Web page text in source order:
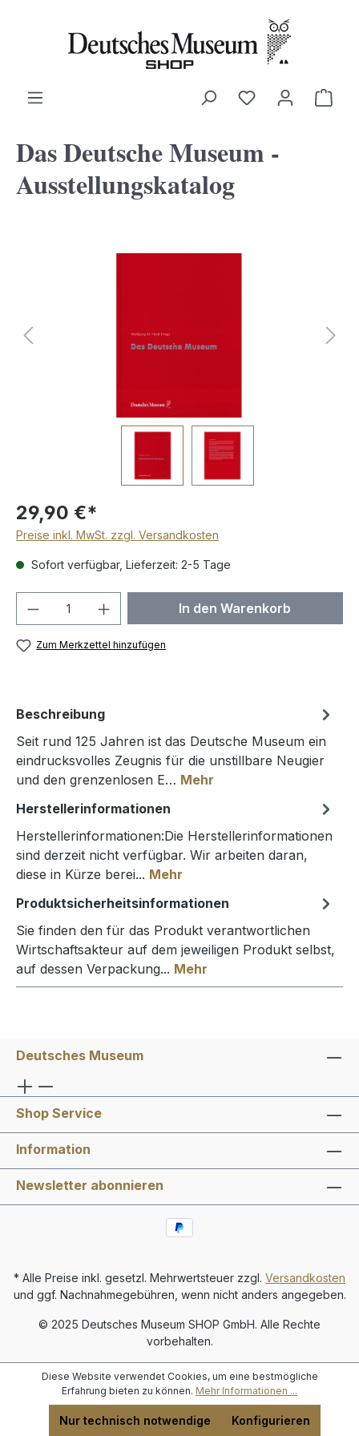
Das Deutsche Museum -
Ausstellungskatalog
Bildergalerie überspringen
29,90 €*
Preise inkl. MwSt. zzgl. Versandkosten
Sofort verfügbar, Lieferzeit: 2-5 Tage
Produkt Anzahl: Gib denIn den Warenkorb
Zum Merkzettel hinzufügen
Beschreibung
Seit rund 125 Jahren ist das Deutsche Museum ein
eindrucksvolles Zeugnis für die unstillbare Neugier
und den grenzenlosen E… Mehr
Herstellerinformationen
Herstellerinformationen:Die Herstellerinformationen
sind derzeit nicht verfügbar. Wir arbeiten daran,
diese in Kürze berei... Mehr
Produktsicherheitsinformationen
Sie finden den für das Produkt verantwortlichen
Wirtschaftsakteur auf dem jeweiligen Produkt selbst,
auf dessen Verpackung... Mehr
Deutsches Museum
Shop Service
Information
Newsletter abonnieren
* Alle Preise inkl. gesetzl. Mehrwertsteuer zzgl. Versandkosten
und ggf. Nachnahmegebühren, wenn nicht anders angegeben.
© 2025 Deutsches Museum SHOP GmbH. Alle Rechte
vorbehalten.
Diese Website verwendet Cookies, um eine bestmögliche
Erfahrung bieten zu können. Mehr Informationen ...
Nur technisch notwendige Konfigurieren